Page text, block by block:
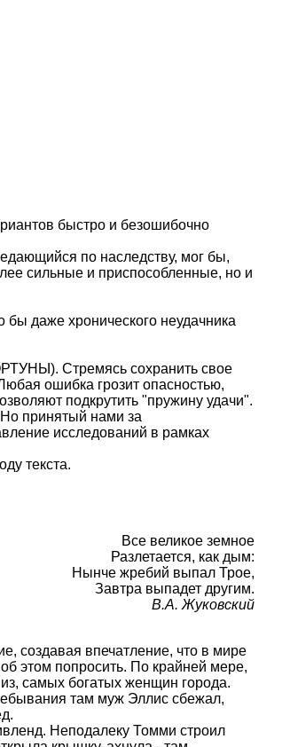
быстро и безошибочно
по наследству, мог бы,
сильные и приспособленные, но и
даже хронического неудачника
Стремясь сохранить свое
ошибка грозит опасностью,
подкрутить "пружину удачи".
Но принятый нами за
исследований в рамках
текста.
Все великое земное
Разлетается, как дым:
Нынче жребий выпал Трое,
Завтра выпадет другим.
В.А. Жуковский
создавая впечатление, что в мире
этом попросить. По крайней мере,
самых богатых женщин города.
там муж Эллис сбежал,
Неподалеку Томми строил